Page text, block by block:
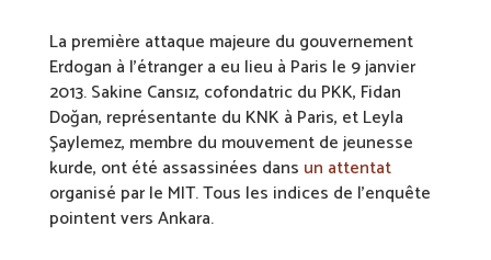
La première attaque majeure du gouvernement
Erdogan à l’étranger a eu lieu à Paris le 9 janvier
2013. Sakine Cansız, cofondatric du PKK, Fidan
Doğan, représentante du KNK à Paris, et Leyla
Şaylemez, membre du mouvement de jeunesse
kurde, ont été assassinées dans un attentat
organisé par le MIT. Tous les indices de l’enquête
pointent vers Ankara.